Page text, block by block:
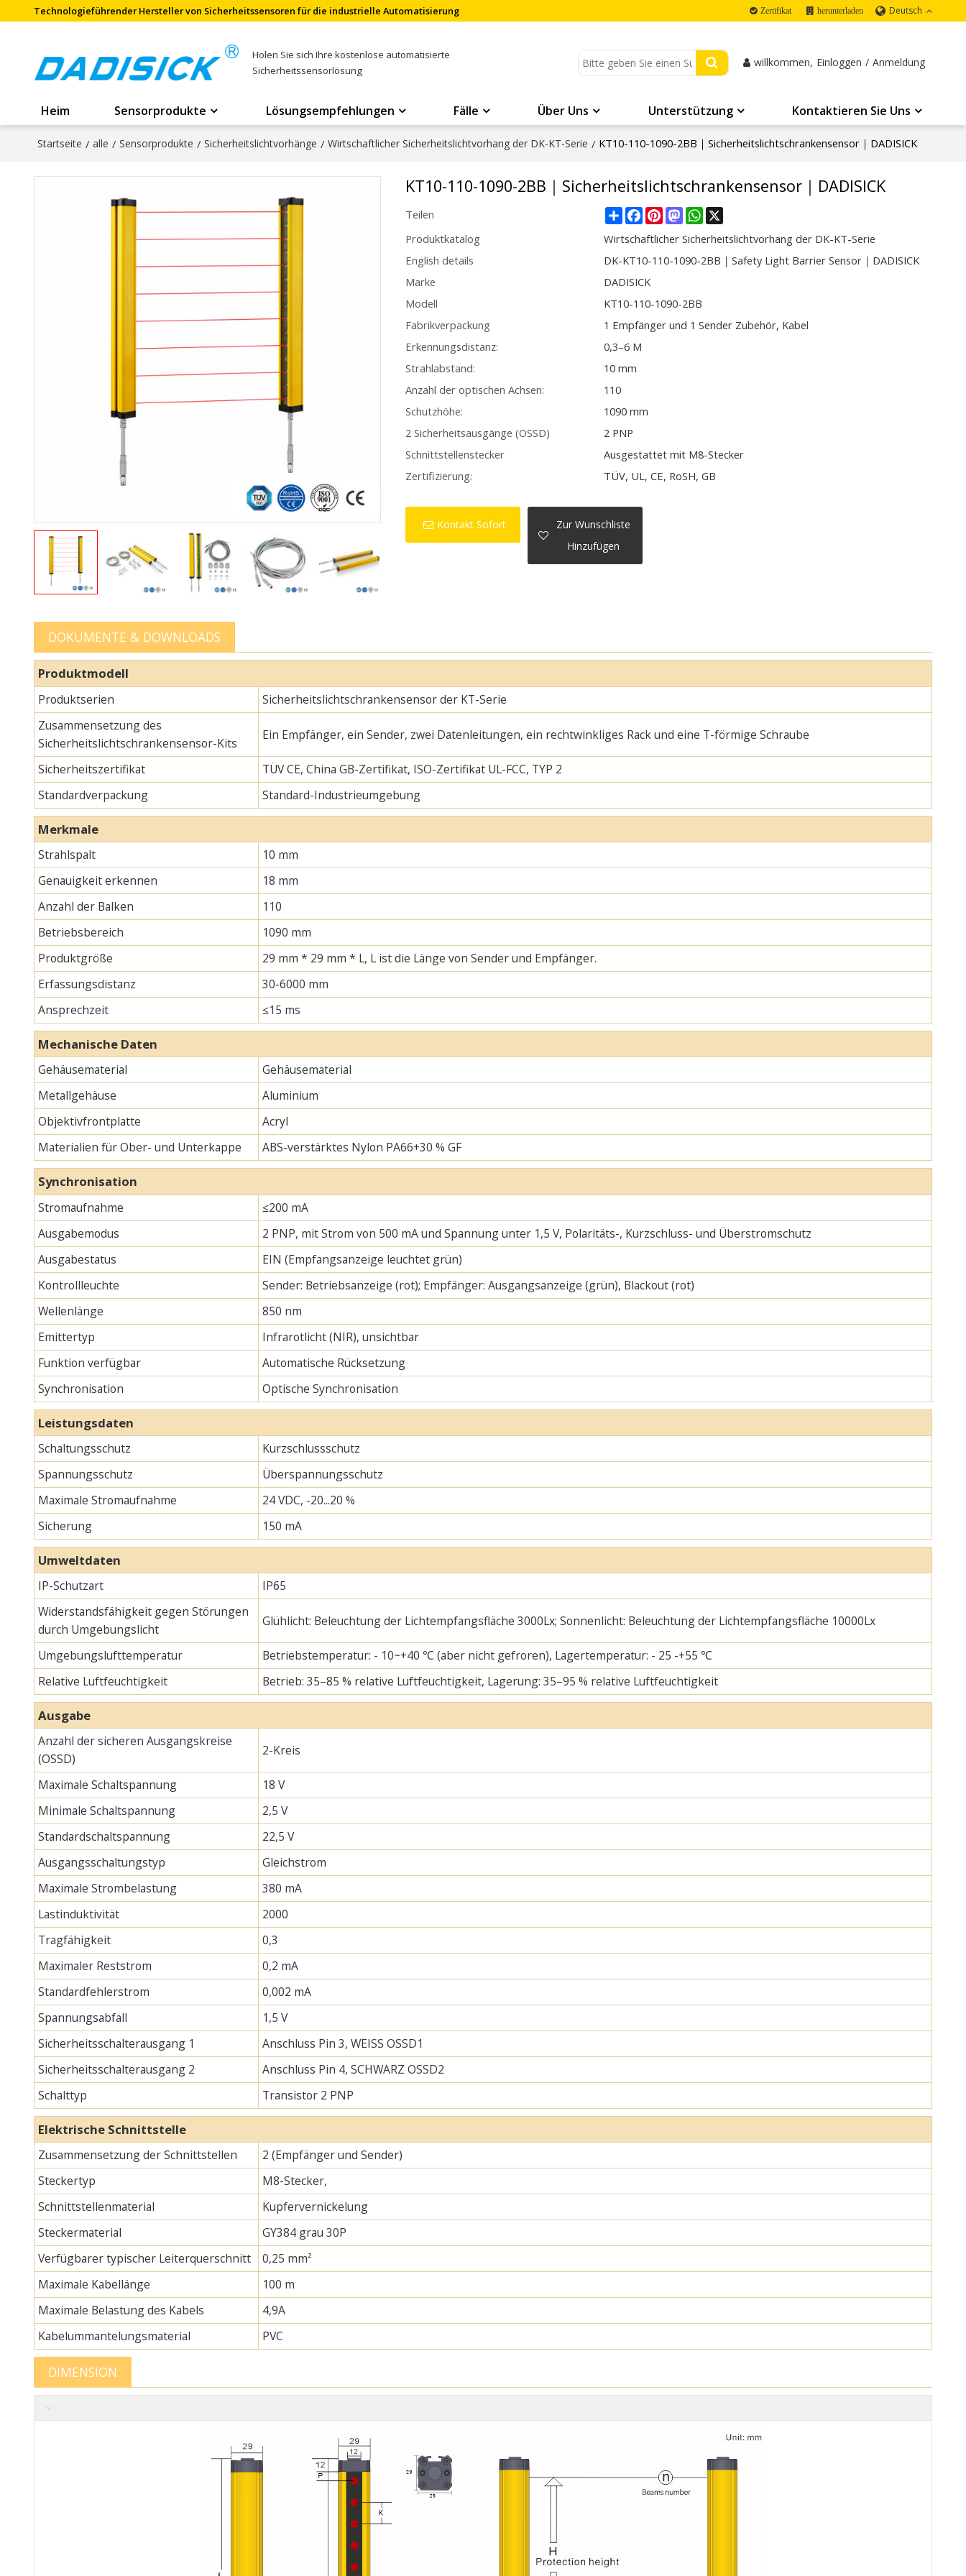
Technologieführender Hersteller von Sicherheitssensoren für die industrielle Automatisierung Zertifikat herunterladen Deutsch
Holen Sie sich Ihre kostenlose automatisierte
Sicherheitssensorlösung
willkommen, Einloggen / Anmeldung
Heim Sensorprodukte Lösungsempfehlungen Fälle Über Uns Unterstützung Kontaktieren Sie Uns
Startseite / alle / Sensorprodukte / Sicherheitslichtvorhänge / Wirtschaftlicher Sicherheitslichtvorhang der DK-KT-Serie / KT10-110-1090-2BB｜Sicherheitslichtschrankensensor｜DADISICK
KT10-110-1090-2BB｜Sicherheitslichtschrankensensor｜DADISICK
Teilen ShareFacebook
PinterestMastodonWhatsApp
Produktkatalog
Wirtschaftlicher Sicherheitslichtvorhang der DK-KT-Serie
English details
DK-KT10-110-1090-2BB｜Safety Light Barrier Sensor｜DADISICK
Marke
DADISICK
Modell
KT10-110-1090-2BB
Fabrikverpackung
1 Empfänger und 1 Sender Zubehör, Kabel
Erkennungsdistanz:
0,3–6 M
Strahlabstand:
10 mm
Anzahl der optischen Achsen:
110
Schutzhöhe:
1090 mm
2 Sicherheitsausgänge (OSSD)
2 PNP
Schnittstellenstecker
Ausgestattet mit M8-Stecker
Zertifizierung:
TÜV, UL, CE, RoSH, GB
Kontakt Sofort
Zur Wunschliste
Hinzufügen
DOKUMENTE & DOWNLOADS
Produktmodell
Produktserien
Sicherheitslichtschrankensensor der KT-Serie
Zusammensetzung des
Sicherheitslichtschrankensensor-Kits
Ein Empfänger, ein Sender, zwei Datenleitungen, ein rechtwinkliges Rack und eine T-förmige Schraube
Sicherheitszertifikat
TÜV CE, China GB-Zertifikat, ISO-Zertifikat UL-FCC, TYP 2
Standardverpackung
Standard-Industrieumgebung
Merkmale
Strahlspalt
10 mm
Genauigkeit erkennen
18 mm
Anzahl der Balken
110
Betriebsbereich
1090 mm
Produktgröße
29 mm * 29 mm * L, L ist die Länge von Sender und Empfänger.
Erfassungsdistanz
30-6000 mm
Ansprechzeit
≤15 ms
Mechanische Daten
Gehäusematerial
Gehäusematerial
Metallgehäuse
Aluminium
Objektivfrontplatte
Acryl
Materialien für Ober- und Unterkappe
ABS-verstärktes Nylon PA66+30 % GF
Synchronisation
Stromaufnahme
≤200 mA
Ausgabemodus
2 PNP, mit Strom von 500 mA und Spannung unter 1,5 V, Polaritäts-, Kurzschluss- und Überstromschutz
Ausgabestatus
EIN (Empfangsanzeige leuchtet grün)
Kontrollleuchte
Sender: Betriebsanzeige (rot); Empfänger: Ausgangsanzeige (grün), Blackout (rot)
Wellenlänge
850 nm
Emittertyp
Infrarotlicht (NIR), unsichtbar
Funktion verfügbar
Automatische Rücksetzung
Synchronisation
Optische Synchronisation
Leistungsdaten
Schaltungsschutz
Kurzschlussschutz
Spannungsschutz
Überspannungsschutz
Maximale Stromaufnahme
24 VDC, -20...20 %
Sicherung
150 mA
Umweltdaten
IP-Schutzart
IP65
Widerstandsfähigkeit gegen Störungen
durch Umgebungslicht
Glühlicht: Beleuchtung der Lichtempfangsfläche 3000Lx; Sonnenlicht: Beleuchtung der Lichtempfangsfläche 10000Lx
Umgebungslufttemperatur
Betriebstemperatur: - 10~+40 ℃ (aber nicht gefroren), Lagertemperatur: - 25 -+55 ℃
Relative Luftfeuchtigkeit
Betrieb: 35–85 % relative Luftfeuchtigkeit, Lagerung: 35–95 % relative Luftfeuchtigkeit
Ausgabe
Anzahl der sicheren Ausgangskreise
(OSSD)
2-Kreis
Maximale Schaltspannung
18 V
Minimale Schaltspannung
2,5 V
Standardschaltspannung
22,5 V
Ausgangsschaltungstyp
Gleichstrom
Maximale Strombelastung
380 mA
Lastinduktivität
2000
Tragfähigkeit
0,3
Maximaler Reststrom
0,2 mA
Standardfehlerstrom
0,002 mA
Spannungsabfall
1,5 V
Sicherheitsschalterausgang 1
Anschluss Pin 3, WEISS OSSD1
Sicherheitsschalterausgang 2
Anschluss Pin 4, SCHWARZ OSSD2
Schalttyp
Transistor 2 PNP
Elektrische Schnittstelle
Zusammensetzung der Schnittstellen
2 (Empfänger und Sender)
Steckertyp
M8-Stecker,
Schnittstellenmaterial
Kupfervernickelung
Steckermaterial
GY384 grau 30P
Verfügbarer typischer Leiterquerschnitt
0,25 mm²
Maximale Kabellänge
100 m
Maximale Belastung des Kabels
4,9A
Kabelummantelungsmaterial
PVC
DIMENSION